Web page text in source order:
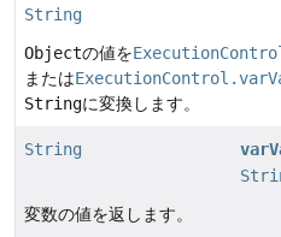
String
Objectの値を
または
Stringに変換します。
String
変数の値を返します。